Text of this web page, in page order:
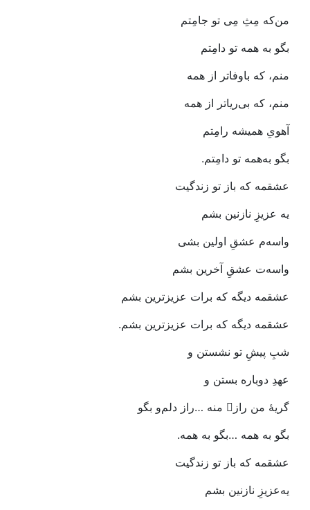
من‌که‭ ‬مِثِ‭ ‬مِی‭ ‬تو‭ ‬جامِتم‭ ‬
بگو‭ ‬به‭ ‬همه‭ ‬تو‭ ‬دامِتم
منم،‭ ‬که‭ ‬باوفاتر‭ ‬از‭ ‬همه‭ ‬
منم،‭ ‬که‭ ‬بی‌ریاتر‭ ‬از‭ ‬همه
آهویِ‭ ‬همیشه‭ ‬رامِتم‭ ‬
بگو‭ ‬به‌همه‭ ‬تو‭ ‬دامِتم‭.‬
عشقمه‭ ‬که‭ ‬باز‭ ‬تو‭ ‬زندگیت
یه‭ ‬عزیزِ‭ ‬نازنین‭ ‬بشم
واسه‌م‭ ‬عشقِ‭ ‬اولین‭ ‬بشی‭ ‬
واسه‌ت‭ ‬عشقِ‭ ‬آخرین‭ ‬بشم
عشقمه‭ ‬دیگه‭ ‬که‭ ‬برات‭ ‬عزیزترین‭ ‬بشم
عشقمه‭ ‬دیگه‭ ‬که‭ ‬برات‭ ‬عزیزترین‭ ‬بشم‭.‬
شبِ‭ ‬پیشِ‭ ‬تو‭ ‬نشستن‭ ‬و
عهدِ‭ ‬دوباره‭ ‬بستن‭ ‬و‭
گریۀ‭ ‬من‭ ‬راز‭ ‬ِمنه‭… ‬راز‭ ‬دلم‌و‭ ‬بگو
بگو‭ ‬به‭ ‬همه‭… ‬بگو‭ ‬به‭ ‬همه‭.‬
عشقمه‭ ‬که‭ ‬باز‭ ‬تو‭ ‬زندگیت‭ ‬
یه‌عزیزِ‭ ‬نازنین‭ ‬بشم